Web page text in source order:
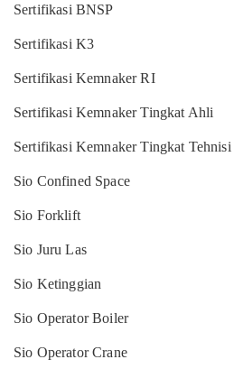
Sertifikasi BNSP
Sertifikasi K3
Sertifikasi Kemnaker RI
Sertifikasi Kemnaker Tingkat Ahli
Sertifikasi Kemnaker Tingkat
Sio Confined Space
Sio Forklift
Sio Juru Las
Sio Ketinggian
Sio Operator Boiler
Sio Operator Crane